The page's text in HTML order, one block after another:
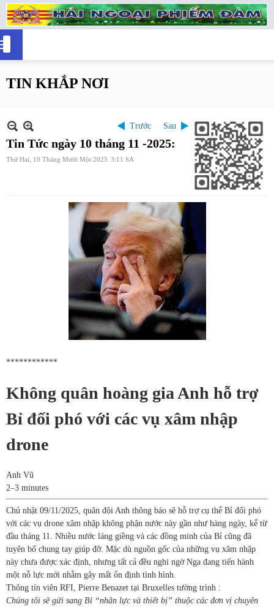
TIN KHẮP NƠI
Trước Sau
Tin Tức ngày 10 tháng 11 -2025:
Thứ Hai, 10 Tháng Mười Một 2025 3:11 SA
************
Không quân hoàng gia Anh hỗ trợ
Bỉ đối phó với các vụ xâm nhập
drone
Anh Vũ
2–3 minutes
Chủ nhật 09/11/2025, quân đội Anh thông báo sẽ hỗ trợ cụ thể Bỉ đối phó
với các vụ drone xâm nhập không phận nước này gần như hàng ngày, kể từ
đầu tháng 11. Nhiều nước láng giềng và các đồng minh của Bỉ cũng đã
tuyên bố chung tay giúp đỡ. Mặc dù nguồn gốc của những vụ xâm nhập
này chưa được xác định, nhưng tất cả đều nghi ngờ Nga đang tiến hành
một nỗ lực mới nhằm gây mất ổn định tình hình.
Thông tín viên RFI, Pierre Benazet tại Bruxelles tường trình :
Chúng tôi sẽ gửi sang Bỉ “nhân lực và thiết bị” thuộc các đơn vị chuyên